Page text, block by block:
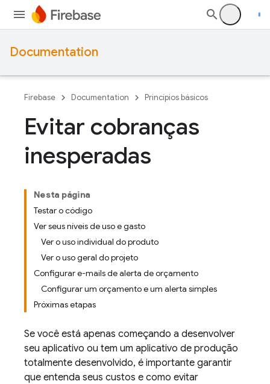
Documentation
Firebase Documentation Princípios básicos
Evitar cobranças
inesperadas
Nesta página
Testar o código
Ver seus níveis de uso e gasto
Ver o uso individual do produto
Ver o uso geral do projeto
Configurar e-mails de alerta de orçamento
Configurar um orçamento e um alerta simples
Próximas etapas
Se você está apenas começando a desenvolver
seu aplicativo ou tem um aplicativo de produção
totalmente desenvolvido, é importante garantir
que entenda seus custos e como evitar